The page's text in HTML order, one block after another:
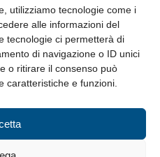
utilizziamo tecnologie come i
alle informazioni del
tecnologie ci permetterà di
di navigazione o ID unici
o ritirare il consenso può
caratteristiche e funzioni.
14.00-17.30
riservati
|Informativa Cookie